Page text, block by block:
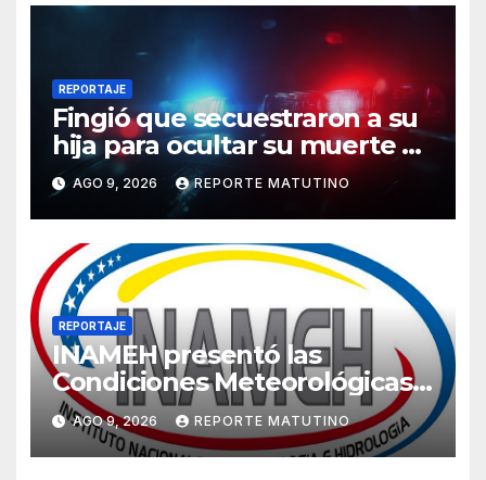
REPORTAJE
Fingió que secuestraron a su
hija para ocultar su muerte y
así la policía descubrió el
engaño
AGO 9, 2026 REPORTE MATUTINO
REPORTAJE
INAMEH presentó las
Condiciones Meteorológicas
para las próximas 24 horas,
de este domingo 9 de agosto
2026
AGO 9, 2026 REPORTE MATUTINO